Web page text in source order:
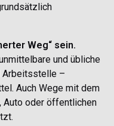
Weg“ sein.
und übliche
Arbeitsstelle –
Auch Wege mit dem
Auto oder öffentlichen